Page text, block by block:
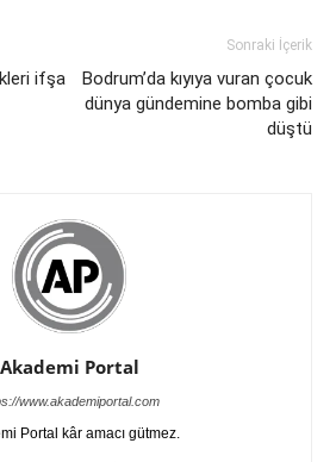
ifşa
Sonraki İçerik
Bodrum’da kıyıya vuran çocuk
dünya gündemine bomba gibi
düştü
Akademi Portal
www.akademiportal.com
Portal kâr amacı gütmez.